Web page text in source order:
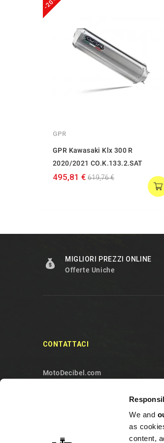
We and
as
content,
GPR
GPR Kawasaki Klx 300 R
2020/2021 CO.K.133.2.SAT
495,81 € 619,76 €
MIGLIORI PREZZI ONLINE
Offerte Uniche
CONTATTACI
MotoDecibel.com